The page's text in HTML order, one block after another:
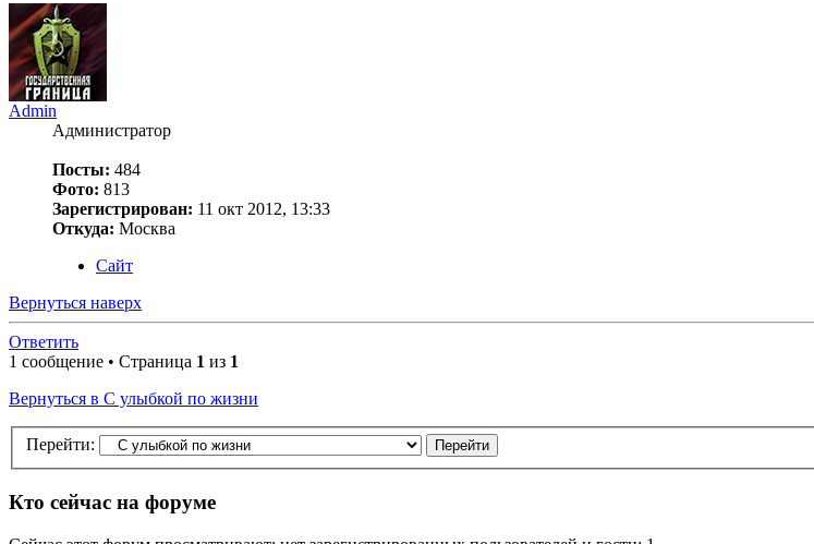
Admin
Администратор
Посты: 484
Фото: 813
Зарегистрирован: 11 окт 2012, 13:33
Откуда: Москва
Сайт
Вернуться наверх
Ответить
1 сообщение • Страница 1 из 1
Вернуться в С улыбкой по жизни
Перейти:
Кто сейчас на форуме